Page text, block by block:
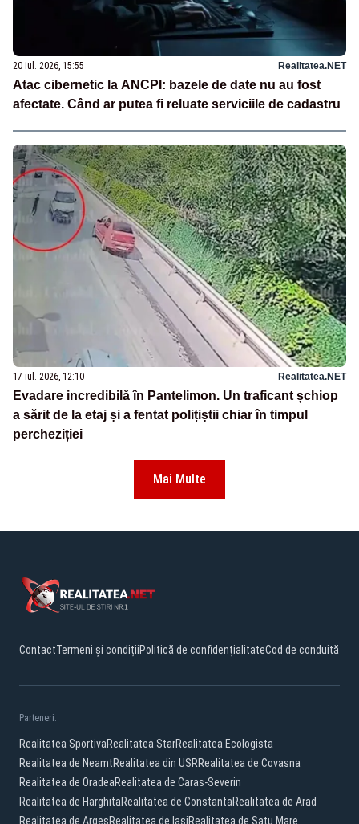
20 iul. 2026, 15:55 Realitatea.NET
Atac cibernetic la ANCPI: bazele de date nu au fost
afectate. Când ar putea fi reluate serviciile de cadastru
17 iul. 2026, 12:10 Realitatea.NET
Evadare incredibilă în Pantelimon. Un traficant șchiop
a sărit de la etaj și a fentat polițiștii chiar în timpul
percheziției
Mai Multe
ContactTermeni și condițiiPolitică de confidențialitateCod de conduită
Parteneri:
Realitatea SportivaRealitatea StarRealitatea Ecologista
Realitatea de NeamtRealitatea din USRRealitatea de Covasna
Realitatea de OradeaRealitatea de Caras-Severin
Realitatea de HarghitaRealitatea de ConstantaRealitatea de Arad
Realitatea de ArgesRealitatea de IasiRealitatea de Satu Mare